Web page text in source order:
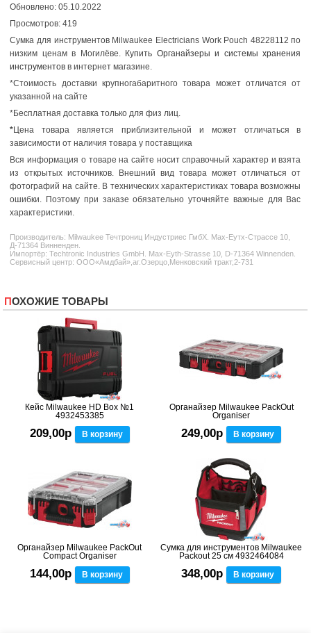
Обновлено: 05.10.2022
Просмотров: 419
Сумка для инструментов Milwaukee Electricians Work Pouch 48228112 по
низким ценам в Могилёве. Купить Органайзеры и системы хранения
инструментов в интернет магазине.
*Стоимость доставки крупногабаритного товара может отличатся от
указанной на сайте
*Бесплатная доставка только для физ лиц.
*Цена товара является приблизительной и может отличаться в
зависимости от наличия товара у поставщика
Вся информация о товаре на сайте носит справочный характер и взята
из открытых источников. Внешний вид товара может отличаться от
фотографий на сайте. В технических характеристиках товара возможны
ошибки. Поэтому при заказе обязательно уточняйте важные для Вас
характеристики.
Производитель: Milwaukee Течтрониц Индустриес ГмбХ. Маx-Еутх-Страссе 10,
Д-71364 Винненден.
Импортёр: Techtronic Industries GmbH. Max-Eyth-Strasse 10, D-71364 Winnenden.
Сервисный центр: ООО«Амдбай»,аг.Озерцо,Менковский тракт,2-731
ПОХОЖИЕ ТОВАРЫ
Кейс Milwaukee HD Box №1
4932453385
209,00р В корзину
Органайзер Milwaukee PackOut
Organiser
249,00р В корзину
Органайзер Milwaukee PackOut
Compact Organiser
144,00р В корзину
Сумка для инструментов Milwaukee
Packout 25 см 4932464084
348,00р В корзину